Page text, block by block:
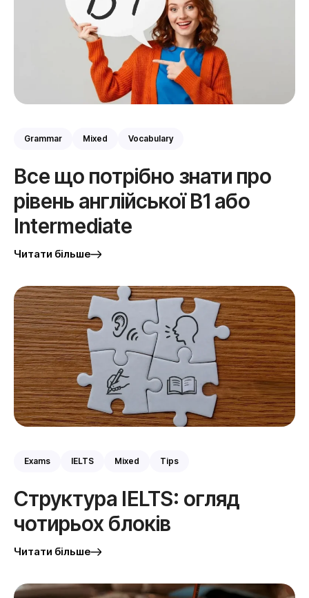
Grammar Mixed Vocabulary
Все що потрібно знати про
рівень англійської B1 або
Intermediate
Читати більше
Exams IELTS Mixed Tips
Структура IELTS: огляд
чотирьох блоків
Читати більше